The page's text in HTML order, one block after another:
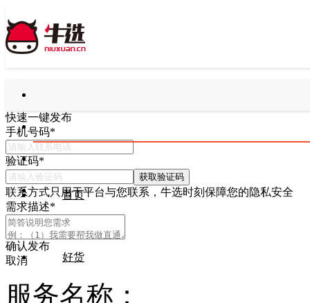
首页
好货
快速一键发布
手机号码*
验证码*
获取验证码
联系方式只用于平台与您联系，牛选时刻保障您的隐私安全
需求描述*
确认发布
取消
服务名称：